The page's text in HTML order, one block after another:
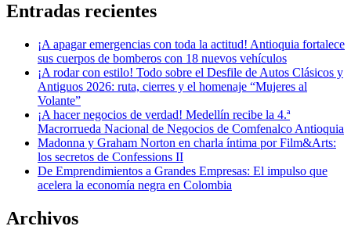
Entradas recientes
¡A apagar emergencias con toda la actitud! Antioquia fortalece
sus cuerpos de bomberos con 18 nuevos vehículos
¡A rodar con estilo! Todo sobre el Desfile de Autos Clásicos y
Antiguos 2026: ruta, cierres y el homenaje “Mujeres al
Volante”
¡A hacer negocios de verdad! Medellín recibe la 4.ª
Macrorrueda Nacional de Negocios de Comfenalco Antioquia
Madonna y Graham Norton en charla íntima por Film&Arts:
los secretos de Confessions II
De Emprendimientos a Grandes Empresas: El impulso que
acelera la economía negra en Colombia
Archivos